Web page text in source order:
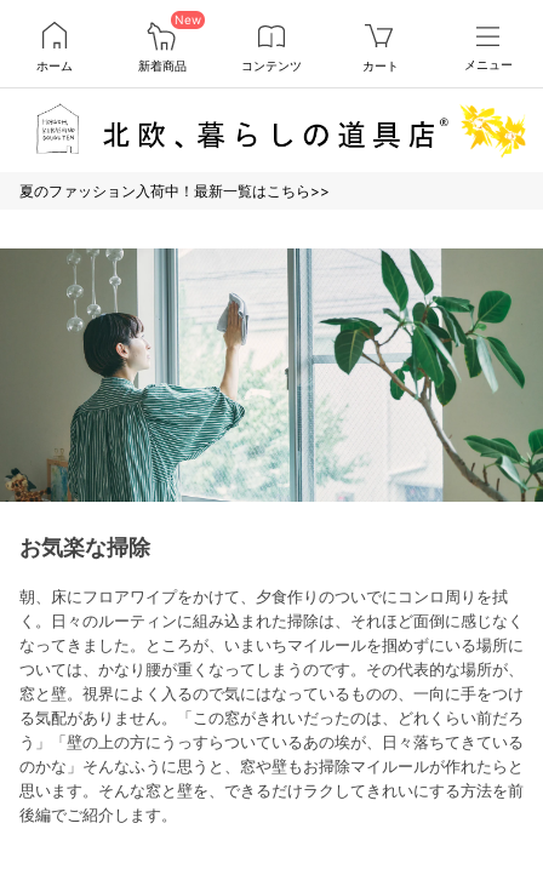
ホーム
New
新着商品 コンテンツ カート メニュー
夏のファッション入荷中！最新一覧はこちら>>
お気楽な掃除
朝、床にフロアワイプをかけて、夕食作りのついでにコンロ周りを拭
く。日々のルーティンに組み込まれた掃除は、それほど面倒に感じなく
なってきました。ところが、いまいちマイルールを掴めずにいる場所に
ついては、かなり腰が重くなってしまうのです。その代表的な場所が、
窓と壁。視界によく入るので気にはなっているものの、一向に手をつけ
る気配がありません。「この窓がきれいだったのは、どれくらい前だろ
う」「壁の上の方にうっすらついているあの埃が、日々落ちてきている
のかな」そんなふうに思うと、窓や壁もお掃除マイルールが作れたらと
思います。そんな窓と壁を、できるだけラクしてきれいにする方法を前
後編でご紹介します。